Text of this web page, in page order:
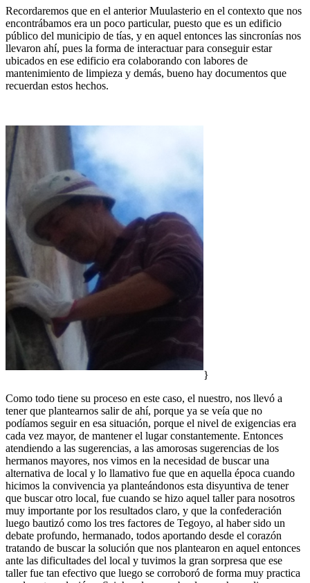
Recordaremos que en el anterior Muulasterio en el contexto que nos
encontrábamos era un poco particular, puesto que es un edificio
público del municipio de tías, y en aquel entonces las sincronías nos
llevaron ahí, pues la forma de interactuar para conseguir estar
ubicados en ese edificio era colaborando con labores de
mantenimiento de limpieza y demás, bueno hay documentos que
recuerdan estos hechos.
}
Como todo tiene su proceso en este caso, el nuestro, nos llevó a
tener que plantearnos salir de ahí, porque ya se veía que no
podíamos seguir en esa situación, porque el nivel de exigencias era
cada vez mayor, de mantener el lugar constantemente. Entonces
atendiendo a las sugerencias, a las amorosas sugerencias de los
hermanos mayores, nos vimos en la necesidad de buscar una
alternativa de local y lo llamativo fue que en aquella época cuando
hicimos la convivencia ya planteándonos esta disyuntiva de tener
que buscar otro local, fue cuando se hizo aquel taller para nosotros
muy importante por los resultados claro, y que la confederación
luego bautizó como los tres factores de Tegoyo, al haber sido un
debate profundo, hermanado, todos aportando desde el corazón
tratando de buscar la solución que nos plantearon en aquel entonces
ante las dificultades del local y tuvimos la gran sorpresa que ese
taller fue tan efectivo que luego se corroboró de forma muy practica